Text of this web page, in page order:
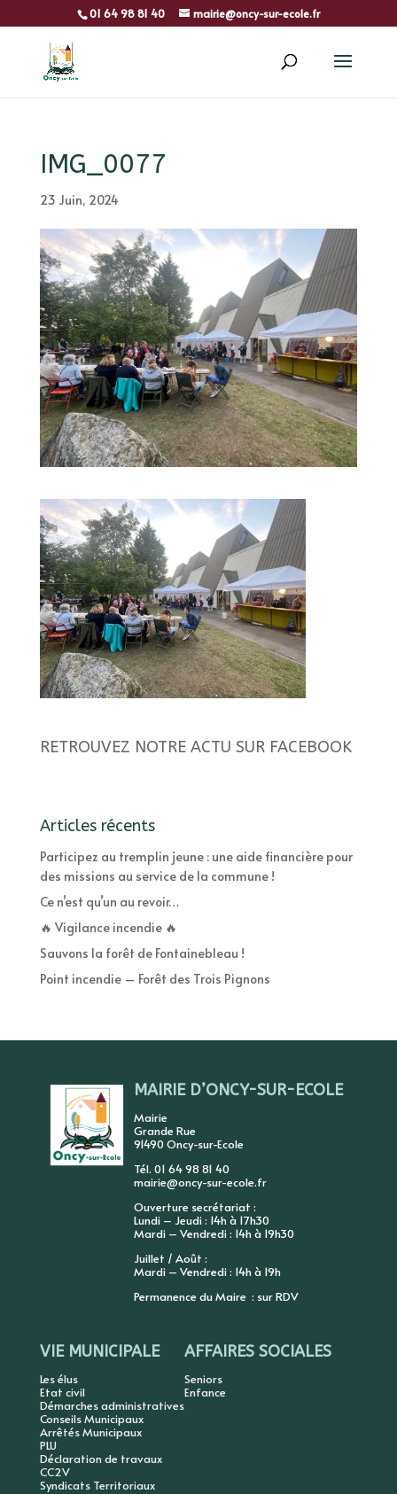
01 64 98 81 40 mairie@oncy-sur-ecole.fr
IMG_0077
23 Juin, 2024
RETROUVEZ NOTRE ACTU SUR FACEBOOK
Articles récents
Participez au tremplin jeune : une aide financière pour
des missions au service de la commune !
Ce n’est qu’un au revoir…
🔥 Vigilance incendie 🔥
Sauvons la forêt de Fontainebleau !
Point incendie – Forêt des Trois Pignons
MAIRIE D’ONCY-SUR-ECOLE
Mairie
Grande Rue
91490 Oncy-sur-Ecole
Tél. 01 64 98 81 40
mairie@oncy-sur-ecole.fr
Ouverture secrétariat :
Lundi – Jeudi : 14h à 17h30
Mardi – Vendredi : 14h à 19h30
Juillet / Août :
Mardi – Vendredi : 14h à 19h
Permanence du Maire : sur RDV
VIE MUNICIPALE
Les élus
Etat civil
Démarches administratives
Conseils Municipaux
Arrêtés Municipaux
PLU
Déclaration de travaux
CC2V
Syndicats Territoriaux
AFFAIRES SOCIALES
Seniors
Enfance